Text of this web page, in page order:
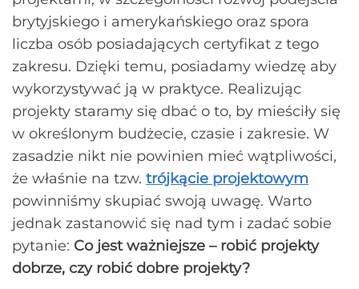
brytyjskiego i amerykańskiego oraz spora
liczba osób posiadających certyfikat z tego
zakresu. Dzięki temu, posiadamy wiedzę aby
wykorzystywać ją w praktyce. Realizując
projekty staramy się dbać o to, by mieściły się
w określonym budżecie, czasie i zakresie. W
zasadzie nikt nie powinien mieć wątpliwości,
że właśnie na tzw. trójkącie projektowym
powinniśmy skupiać swoją uwagę. Warto
jednak zastanowić się nad tym i zadać sobie
pytanie: Co jest ważniejsze – robić projekty
dobrze, czy robić dobre projekty?